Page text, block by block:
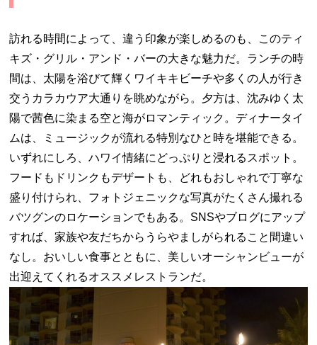
訪れる時間によって、違う印象が楽しめるのも、このティ
キズ・グリル・アンド・バーの大きな魅力だ。ランチの時
間は、太陽を浴びて輝くワイキキビーチや多くの人が行き
交うカラカウア大通りを眺めながら。夕方は、沈みゆく太
陽で茜色に染まる空と海がロマンティック。ディナータイ
ムは、ミュージックが流れる特別なひと時を堪能できる。
いずれにしろ、ハワイ情緒にどっぷりと浸れるスポット。
フードもドリンクもデザートも、どれもおしゃれで丁寧な
盛り付けられ、フォトジェニックな写真がたくさん撮れる
バツグンのロケーションでもある。 SNSやブログにアップ
すれば、家族や友だちからうらやましがられること間違い
なし。おいしい食事とともに、美しいオーシャンビューが
出迎えてくれるオススメレストランだ。